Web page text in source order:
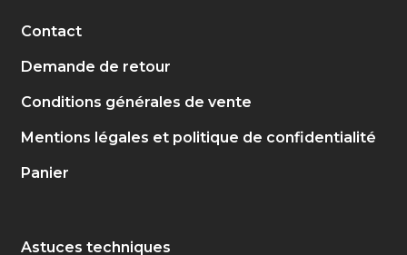
Contact
Demande de retour
Conditions générales de vente
Mentions légales et politique de confidentialité
Panier
Astuces techniques